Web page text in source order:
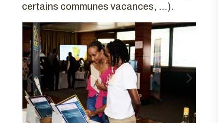
certains communes vacances, …).